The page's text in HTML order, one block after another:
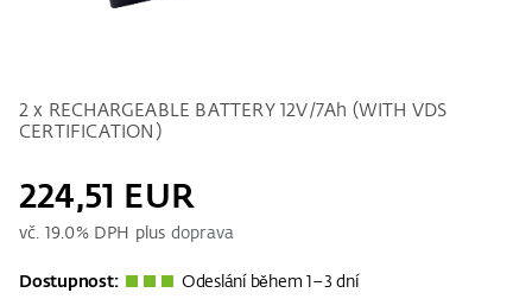
2 x RECHARGEABLE BATTERY 12V/7Ah (WITH VDS
CERTIFICATION)
224,51 EUR
vč. 19.0% DPH plus doprava
Dostupnost: Odeslání během 1–3 dní